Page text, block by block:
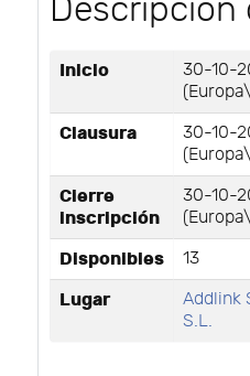
Descripción
Inicio
30-10-
Clausura
30-10-
Cierre
inscripción
30-10-
Disponibles 13
Lugar
Addlink
S.L.